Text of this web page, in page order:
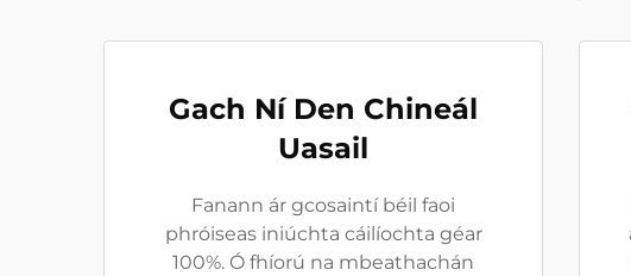
Gach Ní Den Chineál
Uasail
Fanann ár gcosaintí béil faoi
phróiseas iniúchta cáilíochta géar
100%. Ó fhíorú na mbeathachán